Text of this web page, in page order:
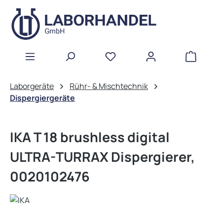
Zum Hauptinhalt springen
Laborgeräte
Rühr- & Mischtechnik
Dispergiergeräte
IKA T 18 brushless digital
ULTRA-TURRAX Dispergierer,
0020102476